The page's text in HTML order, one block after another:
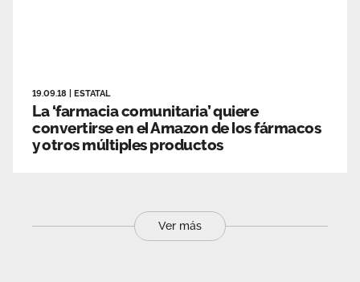
19.09.18 ESTATAL
La ‘farmacia comunitaria’ quiere
convertirse en el Amazon de los fármacos
y otros múltiples productos
Ver más